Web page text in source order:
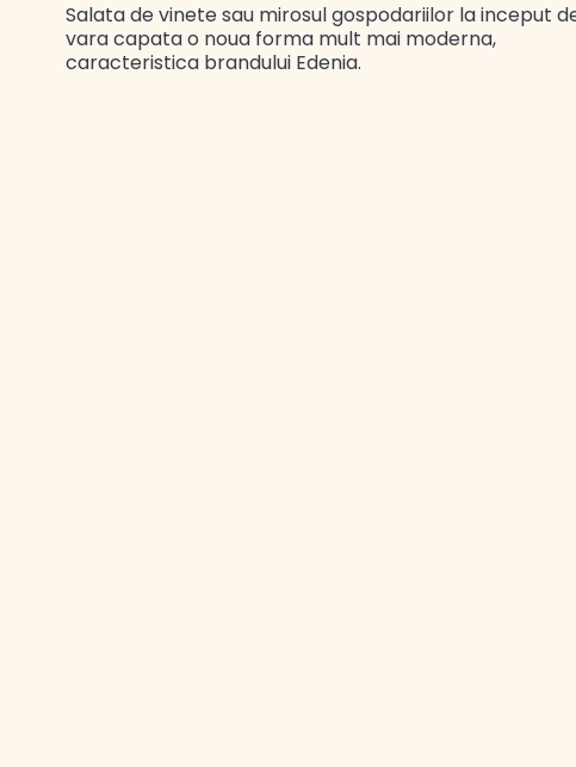
Salata de vinete sau mirosul gospodariilor la inceput
vara capata o noua forma mult mai moderna,
caracteristica brandului Edenia.